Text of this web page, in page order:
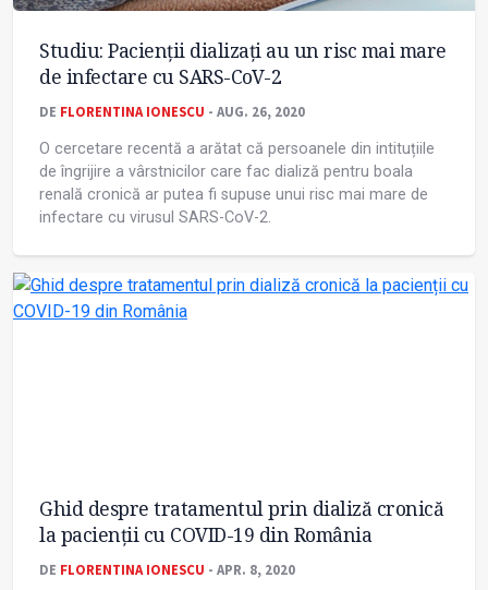
Studiu: Pacienții dializați au un risc mai mare
de infectare cu SARS-CoV-2
DE FLORENTINA IONESCU - AUG. 26, 2020
O cercetare recentă a arătat că persoanele din intituțiile
de îngrijire a vârstnicilor care fac dializă pentru boala
renală cronică ar putea fi supuse unui risc mai mare de
infectare cu virusul SARS-CoV-2.
Ghid despre tratamentul prin dializă cronică
la pacienții cu COVID-19 din România
DE FLORENTINA IONESCU - APR. 8, 2020